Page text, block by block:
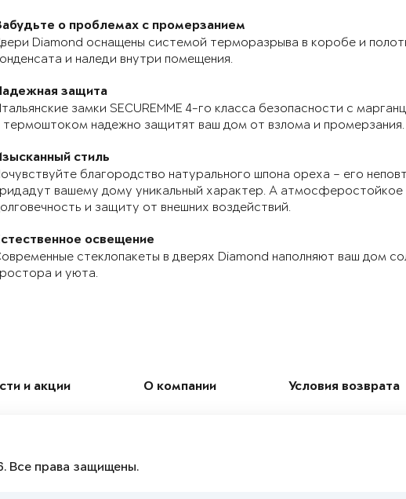
о проблемах с промерзанием
Diamond оснащены системой терморазрыва в коробе и
и наледи внутри помещения.
защита
замки SECUREMME 4-го класса безопасности с
термоштоком надежно защитят ваш дом от взлома и промерзания.
стиль
благородство натурального шпона ореха – его
вашему дому уникальный характер. А атмосферостойкое
и защиту от внешних воздействий.
освещение
стеклопакеты в дверях Diamond наполняют ваш дом
и уюта.
и акции О компании Условия возврата
Все права защищены.